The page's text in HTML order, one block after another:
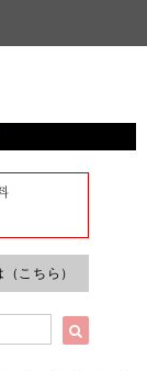
こちら）